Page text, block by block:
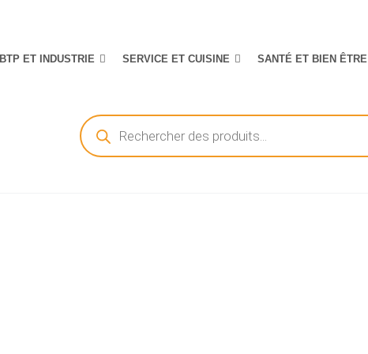
BTP ET INDUSTRIE SERVICE ET CUISINE SANTÉ ET BIEN ÊTRE
Recherche
de
produits